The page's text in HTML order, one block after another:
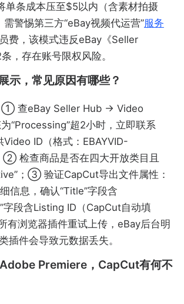
单条成本压至$5以内（含素材拍摄
警惕第三方“eBay视频代运营”服务
费，该模式违反eBay《Seller
，存在账号限权风险。
示，常见原因有哪些？
① 查eBay Seller Hub → Video
“Processing”超2小时，立即联系
ID（格式：EBAYVID-
② 检查商品是否在四大开放类目且
；③ 验证CapCut导出文件属性：
信息，确认“Title”字段含
字段含Listing ID（CapCut自动填
浏览器插件重试上传，eBay后台明
插件会导致元数据丢失。
Premiere，CapCut有何不